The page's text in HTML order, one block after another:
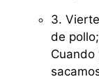
3.
de
Cuando